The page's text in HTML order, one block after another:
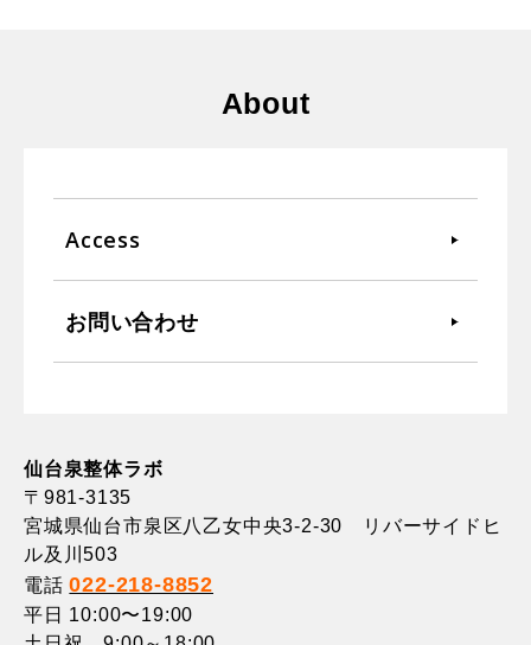
About
Access
お問い合わせ
仙台泉整体ラボ
〒981-3135
宮城県仙台市泉区八乙女中央3-2-30 リバーサイドヒ
ル及川503
電話022-218-8852
平日 10:00〜19:00